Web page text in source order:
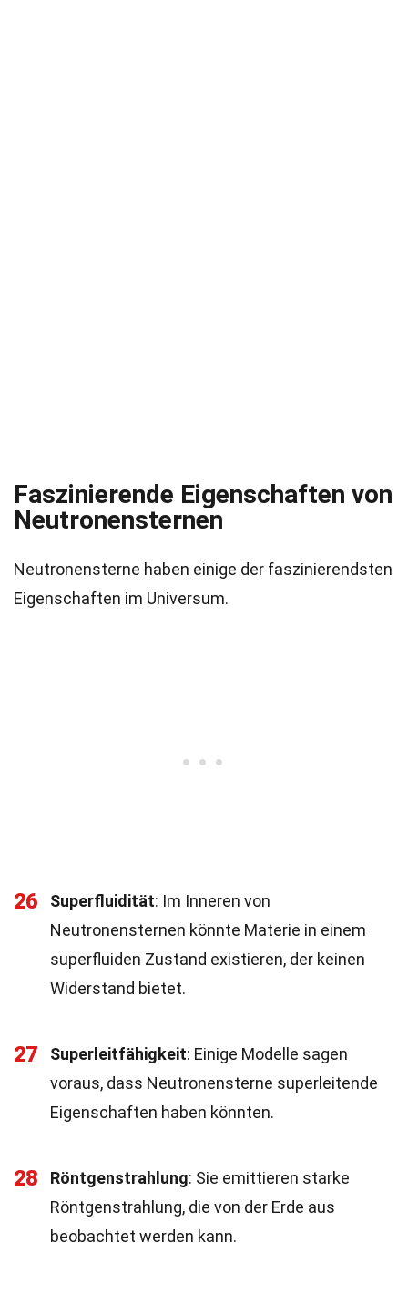
Faszinierende Eigenschaften von
Neutronensternen
Neutronensterne haben einige der faszinierendsten
Eigenschaften im Universum.
26 Superfluidität: Im Inneren von
Neutronensternen könnte Materie in einem
superfluiden Zustand existieren, der keinen
Widerstand bietet.
27 Superleitfähigkeit: Einige Modelle sagen
voraus, dass Neutronensterne superleitende
Eigenschaften haben könnten.
28 Röntgenstrahlung: Sie emittieren starke
Röntgenstrahlung, die von der Erde aus
beobachtet werden kann.